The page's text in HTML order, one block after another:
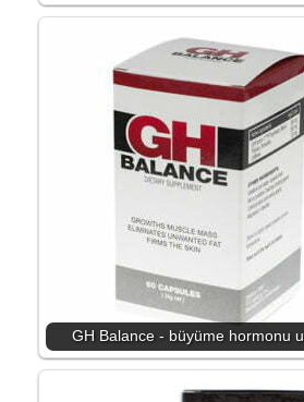
GH Balance - büyüme hormonu